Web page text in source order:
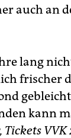
auch an
lang
frischer
kann
VVK